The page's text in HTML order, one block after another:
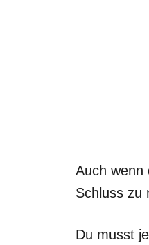
Auch wenn
Schluss zu
Du musst